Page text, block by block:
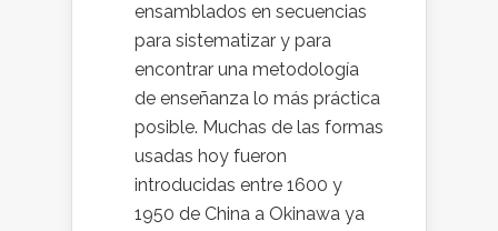
ensamblados en secuencias
para sistematizar y para
encontrar una metodología
de enseñanza lo más práctica
posible. Muchas de las formas
usadas hoy fueron
introducidas entre 1600 y
1950 de China a Okinawa ya